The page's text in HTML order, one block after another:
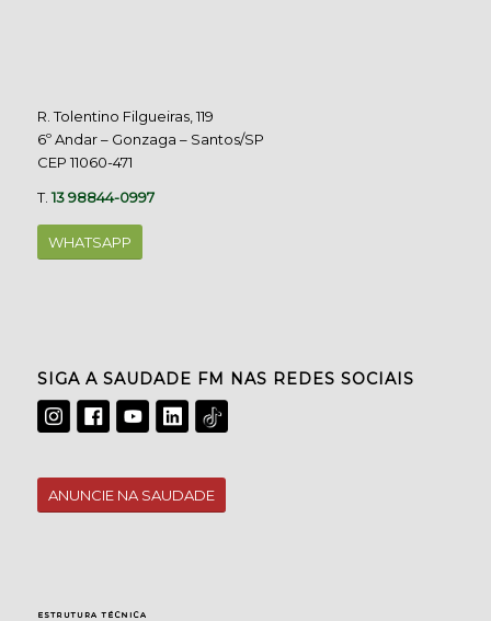
R. Tolentino Filgueiras, 119
6º Andar – Gonzaga – Santos/SP
CEP 11060-471
T.13 98844-0997
WHATSAPP
SIGA A SAUDADE FM NAS REDES SOCIAIS
ANUNCIE NA SAUDADE